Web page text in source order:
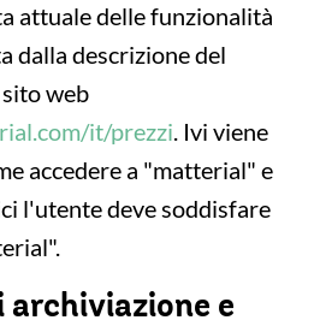
attuale delle funzionalità
dalla descrizione del
web
it/prezzi. Ivi viene
accedere a "matterial" e
l'utente deve soddisfare
archiviazione e